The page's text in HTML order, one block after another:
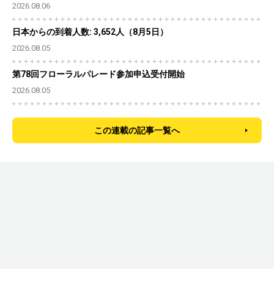
2026.08.06
日本からの到着人数: 3,652人（8月5日）
2026.08.05
第78回フローラルパレード参加申込受付開始
2026.08.05
この連載の記事一覧へ